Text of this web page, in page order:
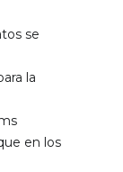
se
la
en los